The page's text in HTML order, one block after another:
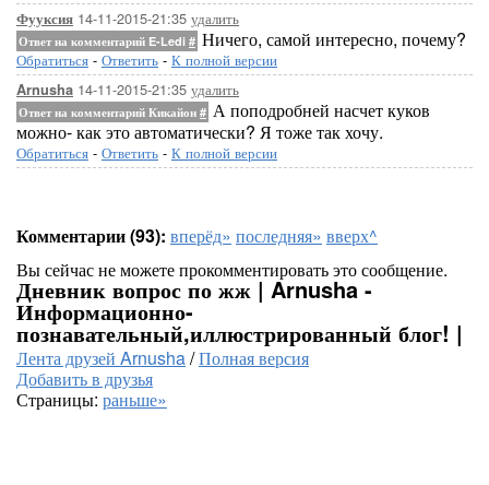
Фууксия 14-11-2015-21:35 удалить
Ответ на комментарий E-Ledi # Ничего, самой интересно, почему?
Обратиться - Ответить - К полной версии
Arnusha 14-11-2015-21:35 удалить
Ответ на комментарий Кикайон # А поподробней насчет куков
можно- как это автоматически? Я тоже так хочу.
Обратиться - Ответить - К полной версии
Комментарии (93): вперёд» последняя» вверх^
Вы сейчас не можете прокомментировать это сообщение.
Дневник вопрос по жж | Arnusha -
Информационно-
познавательный,иллюстрированный блог! |
Лента друзей Arnusha/Полная версия
Добавить в друзья
Страницы: раньше»